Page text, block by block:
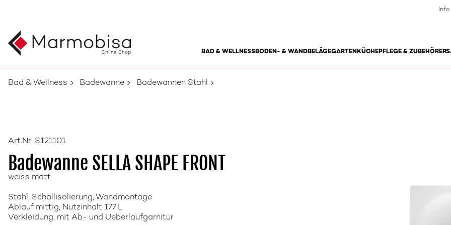
Online Shop BAD & WELLNESSBODEN- & WANDBELÄGEGARTENKÜCHEPFLEGE & ZUBEHÖR
Info
Bad & Wellness Badewanne Badewannen Stahl
Art.Nr. S121101
Badewanne SELLA SHAPE FRONT
weiss matt
Stahl, Schallisolierung, Wandmontage
Ablauf mittig, Nutzinhalt 177 L
Verkleidung, mit Ab- und Ueberlaufgarnitur